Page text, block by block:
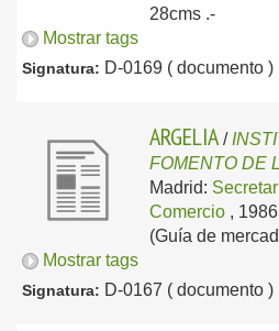
28cms .-
Mostrar tags
Signatura: D-0169 ( documento )
ARGELIA /
FOMENTO DE
Madrid:
Comercio , 1986
(Guía de
Mostrar tags
Signatura: D-0167 ( documento )